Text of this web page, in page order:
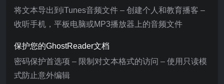
将文本导出到iTunes音频文件 – 创建个人和教育播客 –
收听手机，平板电脑或MP3播放器上的音频文件
保护您的GhostReader文档
密码保护首选项 – 限制对文本格式的访问 – 使用只读模
式防止意外编辑